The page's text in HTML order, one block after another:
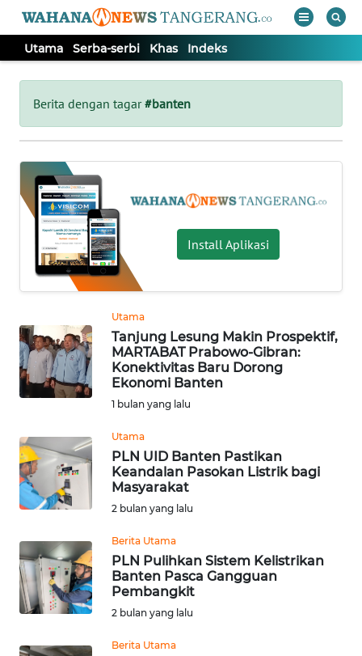
Utama Serba-serbi Khas Indeks
Berita dengan tagar#banten
Install Aplikasi
Utama
Tanjung Lesung Makin Prospektif,
MARTABAT Prabowo-Gibran:
Konektivitas Baru Dorong
Ekonomi Banten
1 bulan yang lalu
Utama
PLN UID Banten Pastikan
Keandalan Pasokan Listrik bagi
Masyarakat
2 bulan yang lalu
Berita Utama
PLN Pulihkan Sistem Kelistrikan
Banten Pasca Gangguan
Pembangkit
2 bulan yang lalu
Berita Utama
Tutup
UTAMA
SERBA-
SERBI
KHAS
Informasi
INDEKS
BERITA
KONTAK
INFO
IKLAN
TENTANG
PEDOMAN
MEDIA
SIBER
REDAKSI